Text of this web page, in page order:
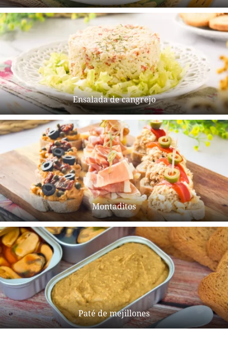
Ensalada de cangrejo
Montaditos
Paté de mejillones